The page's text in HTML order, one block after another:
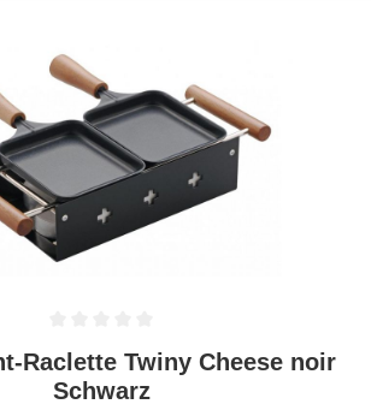
Bewertung von 0 von 5 Sternen
Raclette Twiny Cheese noir
Schwarz